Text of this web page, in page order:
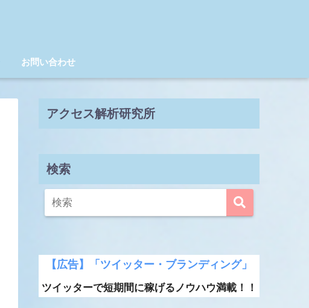
お問い合わせ
アクセス解析研究所
検索
【広告】「ツイッター・ブランディング」
ツイッターで短期間に稼げるノウハウ満載！！